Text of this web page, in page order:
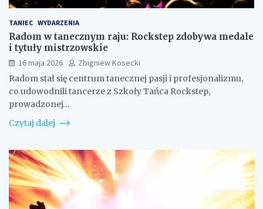
TANIEC WYDARZENIA
Radom w tanecznym raju: Rockstep zdobywa medale
i tytuły mistrzowskie
16 maja 2026
Zbigniew Kosecki
Radom stał się centrum tanecznej pasji i profesjonalizmu,
co udowodnili tancerze z Szkoły Tańca Rockstep,
prowadzonej…
Czytaj dalej